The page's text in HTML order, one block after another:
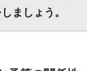
ましょう。